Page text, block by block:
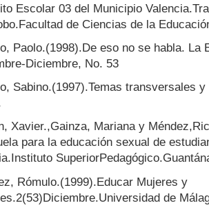
Escolar 03 del Municipio
de Ciencias de la
Paolo.(1998).De eso no se habla. La
Diciembre, No. 53
Sabino.(1997).Temas transversales
Xavier.,Gainza, Mariana y
para la educación sexual de
Rómulo.(1999).Educar Mujeres y
de